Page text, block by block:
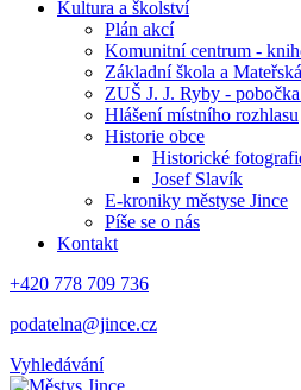
Kultura a školství
Plán akcí
Komunitní centrum -
Základní škola a
ZUŠ J. J. Ryby -
Hlášení místního rozhlasu
Historie obce
Historické
Josef Slavík
E-kroniky městyse Jince
Píše se o nás
Kontakt
+420 778 709 736
podatelna@jince.cz
Vyhledávání